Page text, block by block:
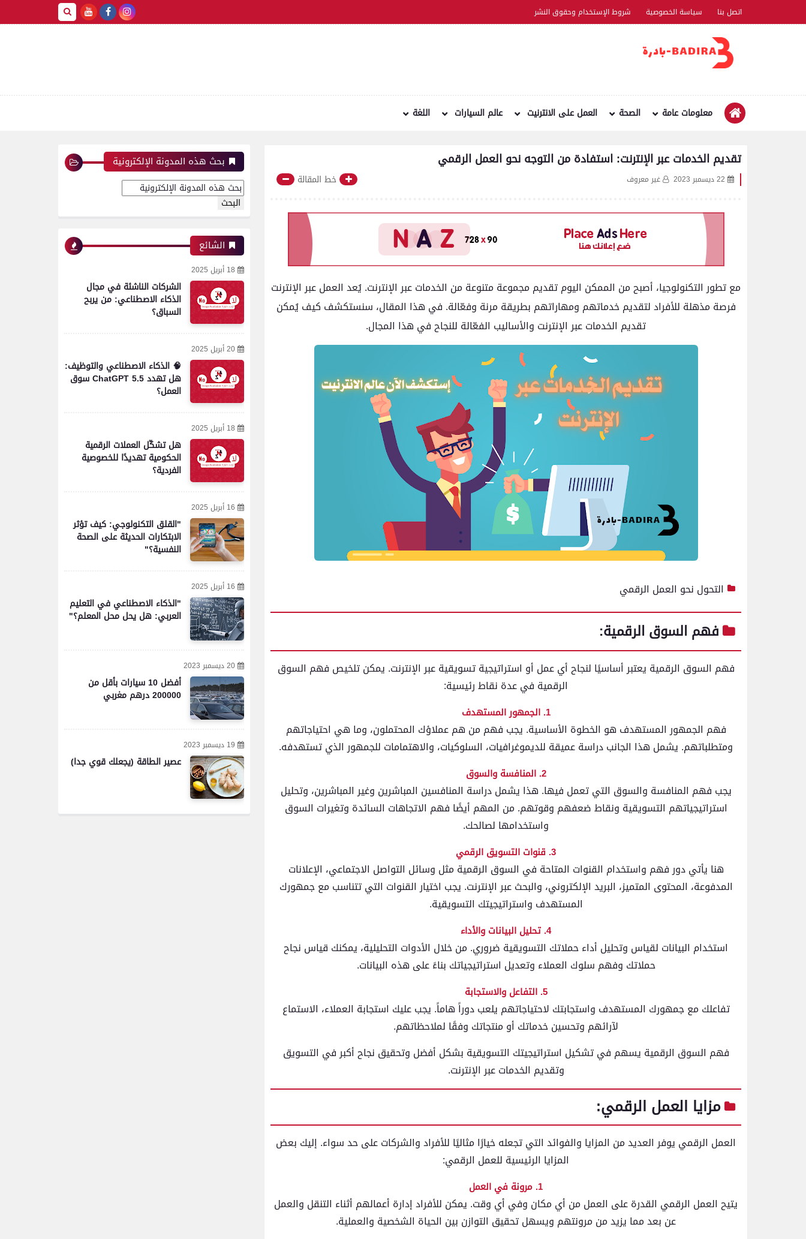
اتصل بنا سياسة الخصوصية شروط الإستخدام وحقوق النشر
معلومات عامة الصحة العمل على الانترنيت عالم السيارات اللغة
تقديم الخدمات عبر الإنترنت: استفادة من التوجه نحو العمل الرقمي
22 ديسمبر 2023 غير معروف خط المقالة
مع تطور التكنولوجيا، أصبح من الممكن اليوم تقديم مجموعة متنوعة من الخدمات عبر الإنترنت. يُعد العمل عبر الإنترنت
فرصة مذهلة للأفراد لتقديم خدماتهم ومهاراتهم بطريقة مرنة وفعّالة. في هذا المقال، سنستكشف كيف يُمكن
تقديم الخدمات عبر الإنترنت والأساليب الفعّالة للنجاح في هذا المجال.
التحول نحو العمل الرقمي
فهم السوق الرقمية:
فهم السوق الرقمية يعتبر أساسيًا لنجاح أي عمل أو استراتيجية تسويقية عبر الإنترنت. يمكن تلخيص فهم السوق
الرقمية في عدة نقاط رئيسية:
1. الجمهور المستهدف
فهم الجمهور المستهدف هو الخطوة الأساسية. يجب فهم من هم عملاؤك المحتملون، وما هي احتياجاتهم
ومتطلباتهم. يشمل هذا الجانب دراسة عميقة للديموغرافيات، السلوكيات، والاهتمامات للجمهور الذي تستهدفه.
2. المنافسة والسوق
يجب فهم المنافسة والسوق التي تعمل فيها. هذا يشمل دراسة المنافسين المباشرين وغير المباشرين، وتحليل
استراتيجياتهم التسويقية ونقاط ضعفهم وقوتهم. من المهم أيضًا فهم الاتجاهات السائدة وتغيرات السوق
واستخدامها لصالحك.
3. قنوات التسويق الرقمي
هنا يأتي دور فهم واستخدام القنوات المتاحة في السوق الرقمية مثل وسائل التواصل الاجتماعي، الإعلانات
المدفوعة، المحتوى المتميز، البريد الإلكتروني، والبحث عبر الإنترنت. يجب اختيار القنوات التي تتناسب مع جمهورك
المستهدف واستراتيجيتك التسويقية.
4. تحليل البيانات والأداء
استخدام البيانات لقياس وتحليل أداء حملاتك التسويقية ضروري. من خلال الأدوات التحليلية، يمكنك قياس نجاح
حملاتك وفهم سلوك العملاء وتعديل استراتيجياتك بناءً على هذه البيانات.
5. التفاعل والاستجابة
تفاعلك مع جمهورك المستهدف واستجابتك لاحتياجاتهم يلعب دوراً هاماً. يجب عليك استجابة العملاء، الاستماع
لآرائهم وتحسين خدماتك أو منتجاتك وفقًا لملاحظاتهم.
فهم السوق الرقمية يسهم في تشكيل استراتيجيتك التسويقية بشكل أفضل وتحقيق نجاح أكبر في التسويق
وتقديم الخدمات عبر الإنترنت.
مزايا العمل الرقمي:
العمل الرقمي يوفر العديد من المزايا والفوائد التي تجعله خيارًا مثاليًا للأفراد والشركات على حد سواء. إليك بعض
المزايا الرئيسية للعمل الرقمي:
1. مرونة في العمل
يتيح العمل الرقمي القدرة على العمل من أي مكان وفي أي وقت. يمكن للأفراد إدارة أعمالهم أثناء التنقل والعمل
عن بعد مما يزيد من مرونتهم ويسهل تحقيق التوازن بين الحياة الشخصية والعملية.
بحث هذه المدونة الإلكترونية
الشائع
18 أبريل 2025
الشركات الناشئة في مجال
الذكاء الاصطناعي: من يربح
السباق؟
20 أبريل 2025
🧠 الذكاء الاصطناعي والتوظيف:
هل تهدد ChatGPT 5.5 سوق
العمل؟
18 أبريل 2025
هل تشكّل العملات الرقمية
الحكومية تهديدًا للخصوصية
الفردية؟
16 أبريل 2025
"القلق التكنولوجي: كيف تؤثر
الابتكارات الحديثة على الصحة
النفسية؟"
16 أبريل 2025
"الذكاء الاصطناعي في التعليم
العربي: هل يحل محل المعلم؟"
20 ديسمبر 2023
أفضل 10 سيارات بأقل من
200000 درهم مغربي
19 ديسمبر 2023
عصير الطاقة (يجعلك قوي جدا)